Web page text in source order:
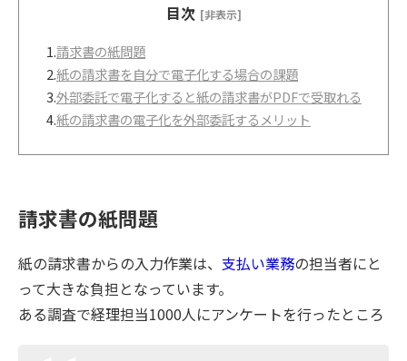
目次 [非表示]
1.請求書の紙問題
2.紙の請求書を自分で電子化する場合の課題
3.外部委託で電子化すると紙の請求書がPDFで受取れる
4.紙の請求書の電子化を外部委託するメリット
請求書の紙問題
紙の請求書からの入力作業は、 支払い業務の担当者にと
って大きな負担となっています。
ある調査で経理担当1000人にアンケートを行ったところ